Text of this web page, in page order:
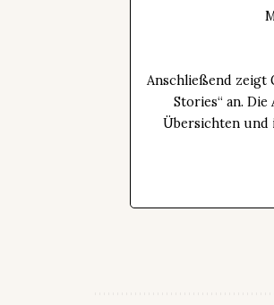
Anschließend zeigt
Stories“ an.
Übersichten und